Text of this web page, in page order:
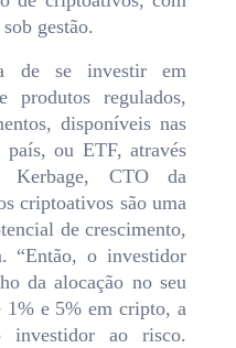
gestão.
de se investir em
produtos regulados,
disponíveis nas
ou ETF, através
Kerbage, CTO da
criptoativos são uma
de crescimento,
“Então, o investidor
da alocação no seu
1% e 5% em cripto, a
investidor ao risco.